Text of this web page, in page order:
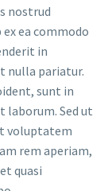
nostrud
ea commodo
in
nulla pariatur.
sunt in
laborum. Sed ut
voluptatem
rem aperiam,
quasi